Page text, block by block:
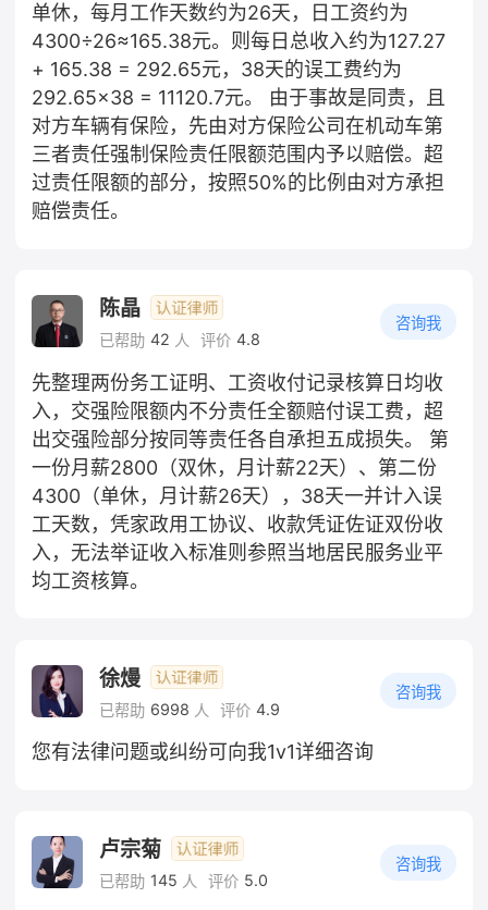
单休，每月工作天数约为26天，日工资约为
4300÷26≈165.38元。则每日总收入约为127.27
+ 165.38 = 292.65元，38天的误工费约为
292.65×38 = 11120.7元。 由于事故是同责，且
对方车辆有保险，先由对方保险公司在机动车第
三者责任强制保险责任限额范围内予以赔偿。超
过责任限额的部分，按照50%的比例由对方承担
赔偿责任。
陈晶
已帮助 42 人 评价 4.8
咨询我
先整理两份务工证明、工资收付记录核算日均收
入，交强险限额内不分责任全额赔付误工费，超
出交强险部分按同等责任各自承担五成损失。 第
一份月薪2800（双休，月计薪22天）、第二份
4300（单休，月计薪26天），38天一并计入误
工天数，凭家政用工协议、收款凭证佐证双份收
入，无法举证收入标准则参照当地居民服务业平
均工资核算。
徐熳
已帮助 6998 人 评价 4.9
咨询我
您有法律问题或纠纷可向我1v1详细咨询
卢宗菊
已帮助 145 人 评价 5.0
咨询我